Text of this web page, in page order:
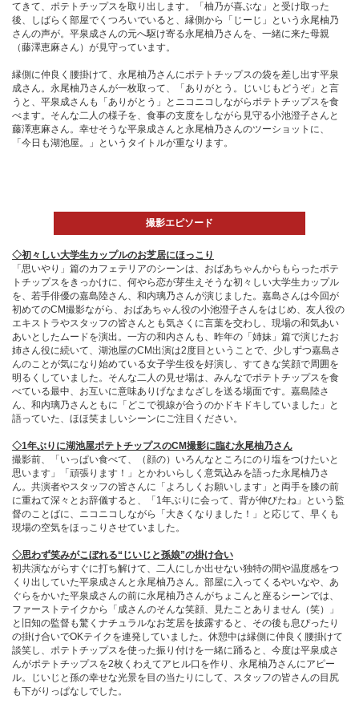
てきて、ポテトチップスを取り出します。「柚乃が喜ぶな」と受け取った
後、しばらく部屋でくつろいでいると、縁側から「じーじ」という永尾柚乃
さんの声が。平泉成さんの元へ駆け寄る永尾柚乃さんを、一緒に来た母親
（藤澤恵麻さん）が見守っています。
縁側に仲良く腰掛けて、永尾柚乃さんにポテトチップスの袋を差し出す平泉
成さん。永尾柚乃さんが一枚取って、「ありがとう。じいじもどうぞ」と言
うと、平泉成さんも「ありがとう」とニコニコしながらポテトチップスを食
べます。そんな二人の様子を、食事の支度をしながら見守る小池澄子さんと
藤澤恵麻さん。幸せそうな平泉成さんと永尾柚乃さんのツーショットに、
「今日も湖池屋。」というタイトルが重なります。
撮影エピソード
◇初々しい大学生カップルのお芝居にほっこり
「思いやり」篇のカフェテリアのシーンは、おばあちゃんからもらったポテ
トチップスをきっかけに、何やら恋が芽生えそうな初々しい大学生カップル
を、若手俳優の嘉島陸さん、和内璃乃さんが演じました。嘉島さんは今回が
初めてのCM撮影ながら、おばあちゃん役の小池澄子さんをはじめ、友人役の
エキストラやスタッフの皆さんとも気さくに言葉を交わし、現場の和気あい
あいとしたムードを演出。一方の和内さんも、昨年の「姉妹」篇で演じたお
姉さん役に続いて、湖池屋のCM出演は2度目ということで、少しずつ嘉島さ
んのことが気になり始めている女子学生役を好演し、すてきな笑顔で周囲を
明るくしていました。そんな二人の見せ場は、みんなでポテトチップスを食
べている最中、お互いに意味ありげなまなざしを送る場面です。嘉島陸さ
ん、和内璃乃さんともに「どこで視線が合うのかドキドキしていました」と
語っていた、ほほ笑ましいシーンにご注目ください。
◇1年ぶりに湖池屋ポテトチップスのCM撮影に臨む永尾柚乃さん
撮影前、「いっぱい食べて、（顔の）いろんなところにのり塩をつけたいと
思います」「頑張ります！」とかわいらしく意気込みを語った永尾柚乃さ
ん。共演者やスタッフの皆さんに「よろしくお願いします」と両手を膝の前
に重ねて深々とお辞儀すると、「1年ぶりに会って、背が伸びたね」という監
督のことばに、ニコニコしながら「大きくなりました！」と応じて、早くも
現場の空気をほっこりさせていました。
◇思わず笑みがこぼれる“じいじと孫娘”の掛け合い
初共演ながらすぐに打ち解けて、二人にしか出せない独特の間や温度感をつ
くり出していた平泉成さんと永尾柚乃さん。部屋に入ってくるやいなや、あ
ぐらをかいた平泉成さんの前に永尾柚乃さんがちょこんと座るシーンでは、
ファーストテイクから「成さんのそんな笑顔、見たことありません（笑）」
と旧知の監督も驚くナチュラルなお芝居を披露すると、その後も息ぴったり
の掛け合いでOKテイクを連発していました。休憩中は縁側に仲良く腰掛けて
談笑し、ポテトチップスを使った振り付けを一緒に踊ると、今度は平泉成さ
んがポテトチップスを2枚くわえてアヒル口を作り、永尾柚乃さんにアピー
ル。じいじと孫の幸せな光景を目の当たりにして、スタッフの皆さんの目尻
も下がりっぱなしでした。